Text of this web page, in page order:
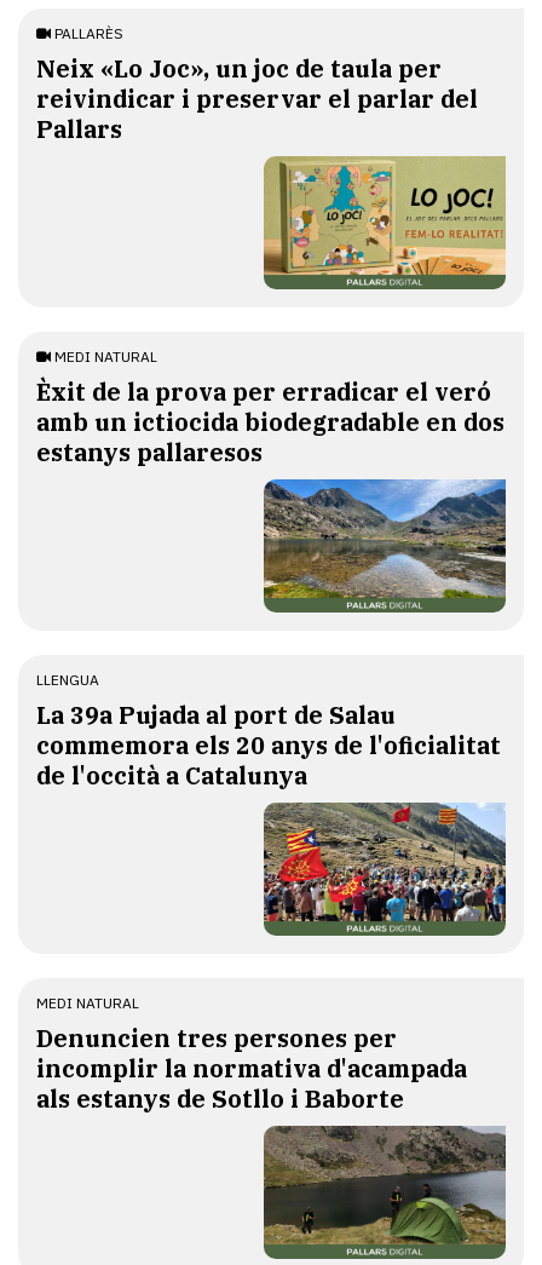
PALLARÈS
​Neix «Lo Joc», un joc de taula per
reivindicar i preservar el parlar del
Pallars
MEDI NATURAL
Èxit de la prova per erradicar el veró
amb un ictiocida biodegradable en dos
estanys pallaresos
LLENGUA
​La 39a Pujada al port de Salau
commemora els 20 anys de l'oficialitat
de l'occità a Catalunya
MEDI NATURAL
Denuncien tres persones per
incomplir la normativa d'acampada
als estanys de Sotllo i Baborte